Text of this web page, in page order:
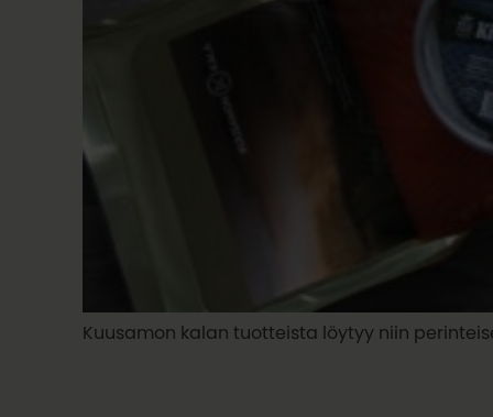
Kuusamon kalan tuotteista löytyy niin